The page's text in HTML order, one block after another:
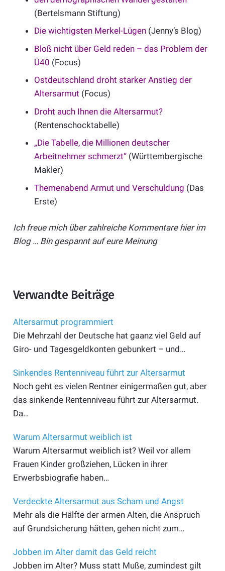
(Bertelsmann Stiftung)
Die wichtigsten Merkel-Lügen (Jenny’s Blog)
Bloß nicht über Geld reden – das Problem der
Ü40 (Focus)
Ostdeutschland droht starker Anstieg der
Altersarmut (Focus)
Droht auch Ihnen die Altersarmut?
(Rentenschocktabelle)
„Die Tabelle, die Millionen deutscher
Arbeitnehmer schmerzt“ (Württembergische
Makler)
Themenabend Armut und Verschuldung (Das
Erste)
Ich freue mich über zahlreiche Kommentare hier im
Blog … Bin gespannt auf eure Meinung
Verwandte Beiträge
Altersarmut programmiert
Die Mehrzahl der Deutsche hat gaanz viel Geld auf
Giro- und Tagesgeldkonten gebunkert – und…
Sinkendes Rentenniveau führt zur Altersarmut
Noch geht es vielen Rentner einigermaßen gut, aber
das sinkende Rentenniveau führt zur Altersarmut.
Da…
Warum Altersarmut weiblich ist
Warum Altersarmut weiblich ist? Weil vor allem
Frauen Kinder großziehen, Lücken in ihrer
Erwerbsbiografie haben…
Verdeckte Altersarmut aus Scham und Angst
Mehr als die Hälfte der armen Alten, die Anspruch
auf Grundsicherung hätten, gehen nicht zum…
Jobben im Alter damit das Geld reicht
Jobben im Alter? Muss statt Muße, zumindest gilt